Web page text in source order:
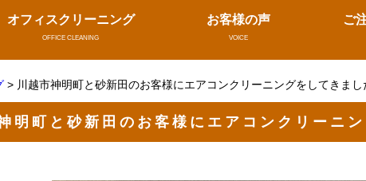
オフィスクリーニング
OFFICE CLEANING
お客様の声
VOICE
ご
> 川越市神明町と砂新田のお客様にエアコンクリーニングをしてきま
明町と砂新田のお客様にエアコンクリー